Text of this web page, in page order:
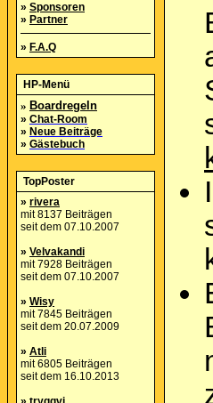
» Sponsoren
» Partner
» F.A.Q
HP-Menü
» Boardregeln
» Chat-Room
» Neue Beiträge
» Gästebuch
TopPoster
» rivera
mit 8137 Beiträgen
seit dem 07.10.2007
» Velvakandi
mit 7928 Beiträgen
seit dem 07.10.2007
» Wisy
mit 7845 Beiträgen
seit dem 20.07.2009
» Atli
mit 6805 Beiträgen
seit dem 16.10.2013